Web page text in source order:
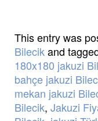
This entry was
Bilecikand
180x180 jakuzi
bahçe jakuzi
mekan jakuzi
Bilecik, Jakuzi